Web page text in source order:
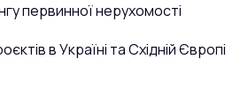
первинної нерухомості
в Україні та Східній Європі